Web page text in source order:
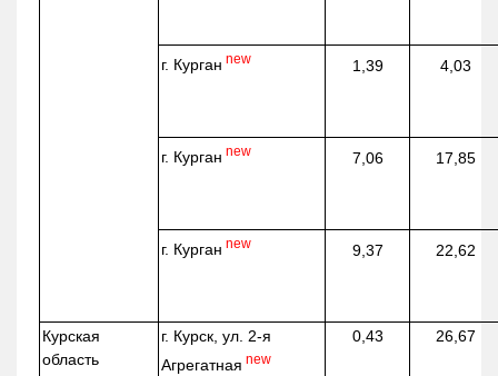
г. Курган new 1,39 4,03
г. Курган new 7,06 17,85
г. Курган new 9,37 22,62
Курская
область
г. Курск, ул. 2-я
Агрегатная new
0,43 26,67